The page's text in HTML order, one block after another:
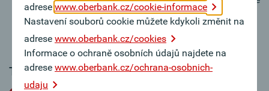
dotazy týkající se společnosti.
Tato pracovní pozice bohužel není k dispozici.
adrese www.oberbank.cz/cookie-informace
Nastavení souborů cookie můžete kdykoli změnit na
adrese www.oberbank.cz/cookies
Informace o ochraně osobních údajů najdete na
adrese www.oberbank.cz/ochrana-osobnich-
udaju